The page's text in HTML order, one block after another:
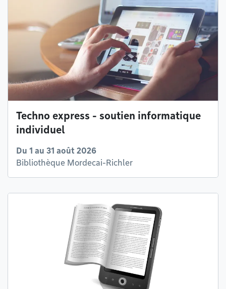
Techno express - soutien informatique
individuel
Du 1 au 31 août 2026
Bibliothèque Mordecai-Richler